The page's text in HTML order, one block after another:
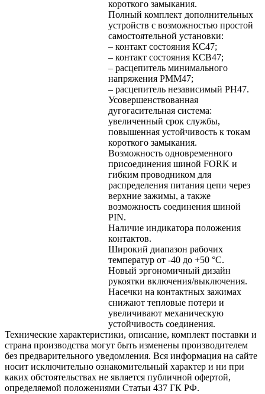
короткого замыкания.
Полный комплект дополнительных
устройств с возможностью простой
самостоятельной установки:
– контакт состояния КС47;
– контакт состояния КСВ47;
– расцепитель минимального
напряжения РММ47;
– расцепитель независимый РН47.
Усовершенствованная
дугогасительная система:
увеличенный срок службы,
повышенная устойчивость к токам
короткого замыкания.
Возможность одновременного
присоединения шиной FORK и
гибким проводником для
распределения питания цепи через
верхние зажимы, а также
возможность соединения шиной
PIN.
Наличие индикатора положения
контактов.
Широкий диапазон рабочих
температур от -40 до +50 °С.
Новый эргономичный дизайн
рукоятки включения/выключения.
Насечки на контактных зажимах
снижают тепловые потери и
увеличивают механическую
устойчивость соединения.
Технические характеристики, описание, комплект поставки и
страна производства могут быть изменены производителем
без предварительного уведомления. Вся информация на сайте
носит исключительно ознакомительный характер и ни при
каких обстоятельствах не является публичной офертой,
определяемой положениями Статьи 437 ГК РФ.